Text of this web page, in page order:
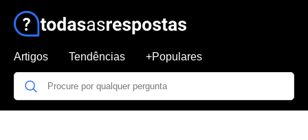
Artigos Tendências +Populares